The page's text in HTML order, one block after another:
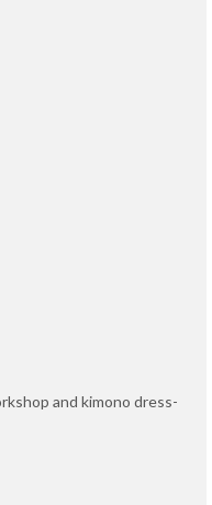
and kimono dress-